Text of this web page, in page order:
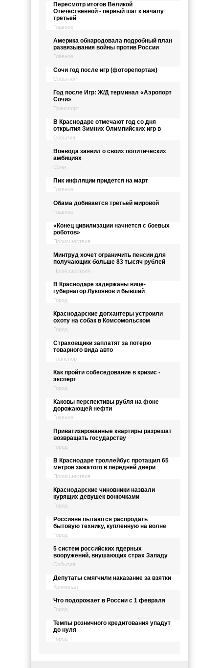
Пересмотр итогов Великой
Отечественной - первый шаг к началу
третьей
Главное
Америка обнародовала подробный план
развязывания войны против России
Главное
Сочи год после игр (фоторепортаж)
События
Год после Игр: Ж/Д терминал «Аэропорт
Сочи»
Транспорт
В Краснодаре отмечают год со дня
открытия Зимних Олимпийских игр в
События
Воевода заявил о своих политических
амбициях
Сочи
Пик инфляции придется на март
Главное
Обама добивается третьей мировой
Главное
«Конец цивилизации начнется с боевых
роботов»
Происшествия
Минтруд хочет ограничить пенсии для
получающих больше 83 тысяч рублей
Происшествия
В Краснодаре задержаны вице-
губернатор Лукоянов и бывший
Город
Краснодарские догхантеры устроили
охоту на собак в Комсомольском
Город
Страховщики заплатят за потерю
товарного вида авто
Транспорт
Как пройти собеседование в кризис -
эксперт
Город
Каковы перспективы рубля на фоне
дорожающей нефти
Главное
Приватизированные квартиры разрешат
возвращать государству
Город
В Краснодаре троллейбус протащил 65
метров зажатого в передней двери
Происшествия
Краснодарские чиновники назвали
курящих девушек вонючками
Город
Россияне пытаются распродать
бытовую технику, купленную на волне
Город
5 систем российских ядерных
вооружений, внушающих страх Западу
События
Депутаты смягчили наказание за взятки
Криминал
Что подорожает в России с 1 февраля
Город
Темпы розничного кредитования упадут
до нуля
Город